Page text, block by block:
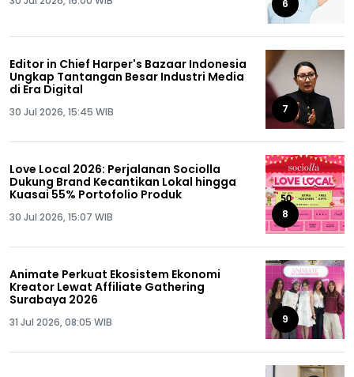
6
Editor in Chief Harper's Bazaar Indonesia
Ungkap Tantangan Besar Industri Media
di Era Digital
30 Jul 2026, 15:45 WIB 7
Love Local 2026: Perjalanan Sociolla
Dukung Brand Kecantikan Lokal hingga
Kuasai 55% Portofolio Produk
30 Jul 2026, 15:07 WIB 8
Animate Perkuat Ekosistem Ekonomi
Kreator Lewat Affiliate Gathering
Surabaya 2026
31 Jul 2026, 08:05 WIB 9